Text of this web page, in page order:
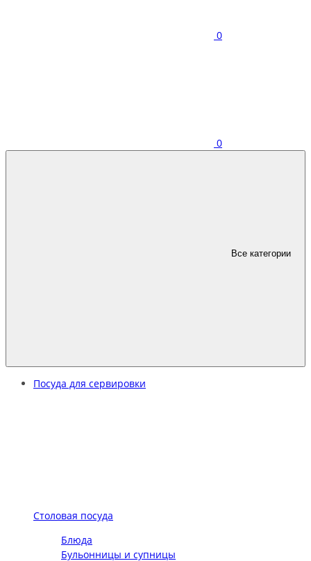
0
0
Все категории
Посуда для сервировки
Столовая посуда
Блюда
Бульонницы и супницы